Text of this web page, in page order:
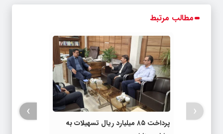
مطالب مرتبط
پرداخت ۸۵ میلیارد ریال تسهیلات به
‹
›